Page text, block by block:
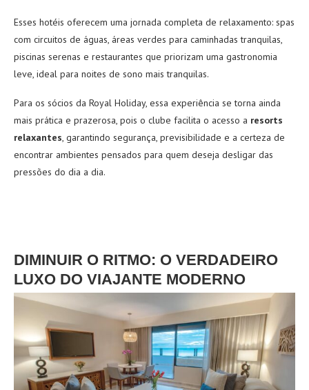
Esses hotéis oferecem uma jornada completa de relaxamento: spas
com circuitos de águas, áreas verdes para caminhadas tranquilas,
piscinas serenas e restaurantes que priorizam uma gastronomia
leve, ideal para noites de sono mais tranquilas.
Para os sócios da Royal Holiday, essa experiência se torna ainda
mais prática e prazerosa, pois o clube facilita o acesso a resorts
relaxantes, garantindo segurança, previsibilidade e a certeza de
encontrar ambientes pensados para quem deseja desligar das
pressões do dia a dia.
DIMINUIR O RITMO: O VERDADEIRO
LUXO DO VIAJANTE MODERNO